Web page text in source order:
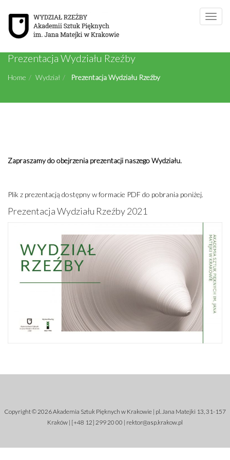
Toggle
Prezentacja Wydziału Rzeźby
Home Wydział Prezentacja Wydziału Rzeźby
Zapraszamy do obejrzenia prezentacji naszego Wydziału.
Plik z prezentacją dostępny w formacie PDF do pobrania poniżej.
Prezentacja Wydziału Rzeźby 2021
Copyright © 2026 Akademia Sztuk Pięknych w Krakowie | pl. Jana Matejki 13, 31-157
Kraków | [+48 12] 299 20 00 | rektor@asp.krakow.pl